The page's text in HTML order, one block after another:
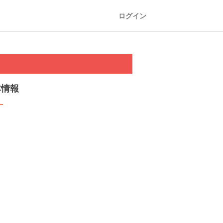
ログイン
報